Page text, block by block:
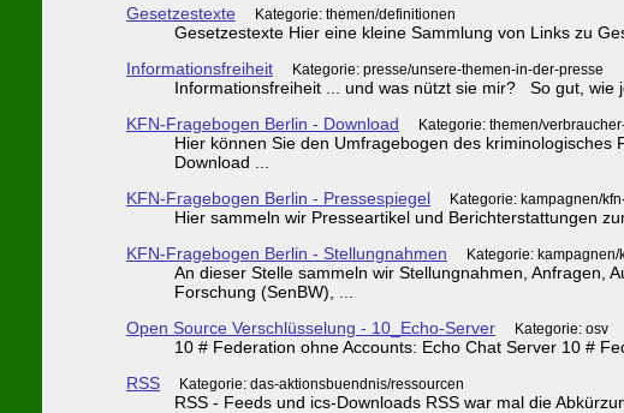
Gesetzestexte
Kategorie: themen/definitionen
Gesetzestexte Hier eine kleine Sammlung von Links zu
Informationsfreiheit
Kategorie: presse/unsere-themen-in-der-presse
Informationsfreiheit ... und was nützt sie mir? So gut, wie
KFN-Fragebogen Berlin - Download
Kategorie: themen/
Hier können Sie den Umfragebogen des
Download ...
KFN-Fragebogen Berlin - Pressespiegel
Kategorie: kampagnen/
Hier sammeln wir Presseartikel und Berichterstattungen
KFN-Fragebogen Berlin - Stellungnahmen
Kategorie:
An dieser Stelle sammeln wir Stellungnahmen, Anfragen,
Forschung (SenBW), ...
Open Source Verschlüsselung - 10_Echo-Server
Kategorie: osv
10 # Federation ohne Accounts: Echo Chat Server 10 #
RSS
Kategorie: das-aktionsbuendnis/ressourcen
RSS - Feeds und ics-Downloads RSS war mal die